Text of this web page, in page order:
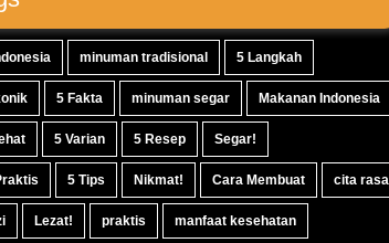
minuman tradisional 5 Langkah
5 Fakta minuman segar Makanan Indonesia
5 Varian 5 Resep Segar!
5 Tips Nikmat! Cara Membuat cita rasa
Lezat! praktis manfaat kesehatan